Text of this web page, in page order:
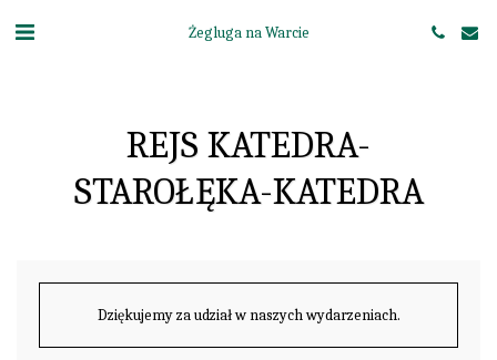
Żegluga na Warcie
REJS KATEDRA-
STAROŁĘKA-KATEDRA
Dziękujemy za udział w naszych wydarzeniach.